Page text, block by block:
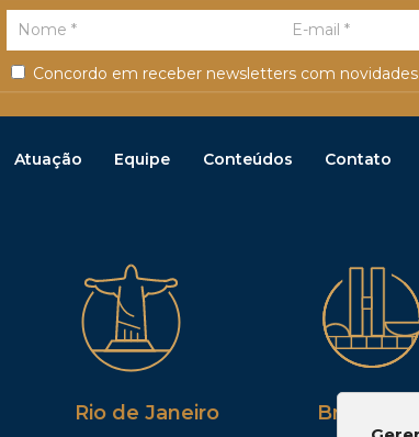
Concordo em receber newsletters com
Atuação Equipe Conteúdos Contato
Rio de Janeiro Brasília